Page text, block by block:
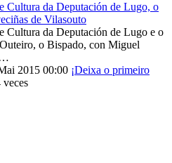
Cultura da Deputación de Lugo, o
de Vilasouto
Cultura da Deputación de Lugo e o
o Bispado, con Miguel
2015 00:00 ¡Deixa o primeiro